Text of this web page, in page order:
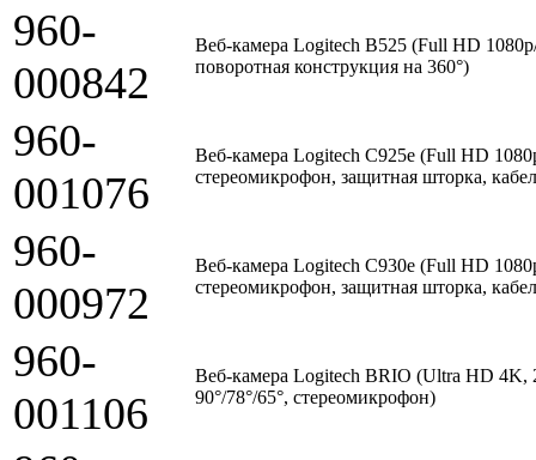
960-
000842
Веб-камера Logitech B525 (Full HD
поворотная конструкция на 360°)
960-
001076
Веб-камера Logitech C925e (Full HD
стереомикрофон, защитная шторка,
960-
000972
Веб-камера Logitech C930e (Full HD
стереомикрофон, защитная шторка,
960-
001106
Веб-камера Logitech BRIO (Ultra HD 4K,
90°/78°/65°, стереомикрофон)